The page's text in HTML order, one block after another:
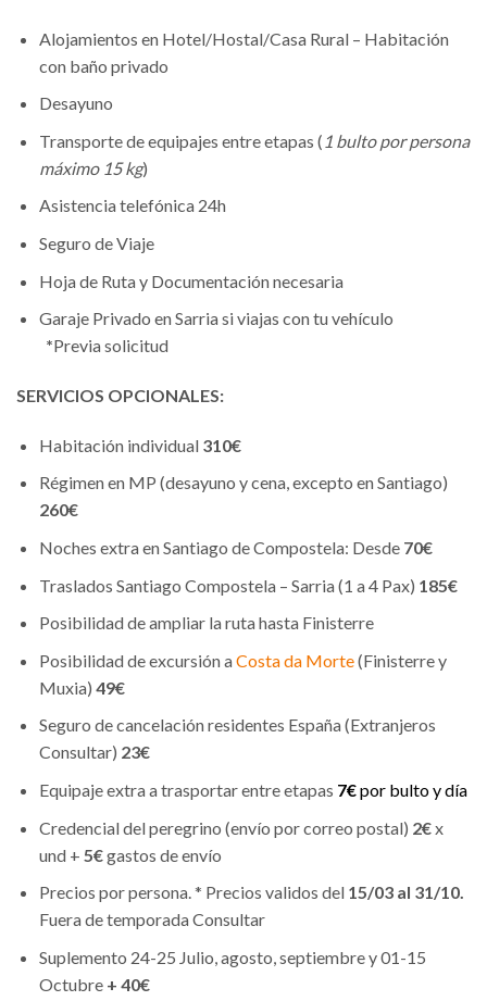
Alojamientos en Hotel/Hostal/Casa Rural – Habitación
con baño privado
Desayuno
Transporte de equipajes entre etapas ( 1 bulto por persona
máximo 15 kg)
Asistencia telefónica 24h
Seguro de Viaje
Hoja de Ruta y Documentación necesaria
Garaje Privado en Sarria si viajas con tu vehículo
*Previa solicitud
SERVICIOS OPCIONALES:
Habitación individual 310€
Régimen en MP (desayuno y cena, excepto en Santiago)
260€
Noches extra en Santiago de Compostela: Desde 70€
Traslados Santiago Compostela – Sarria (1 a 4 Pax) 185€
Posibilidad de ampliar la ruta hasta Finisterre
Posibilidad de excursión aCosta da Morte(Finisterre y
Muxia) 49€
Seguro de cancelación residentes España (Extranjeros
Consultar) 23€
Equipaje extra a trasportar entre etapas 7€por bulto y día
Credencial del peregrino (envío por correo postal) 2€x
und + 5€gastos de envío
Precios por persona. * Precios validos del 15/03 al 31/10.
Fuera de temporada Consultar
Suplemento 24-25 Julio, agosto, septiembre y 01-15
Octubre + 40€